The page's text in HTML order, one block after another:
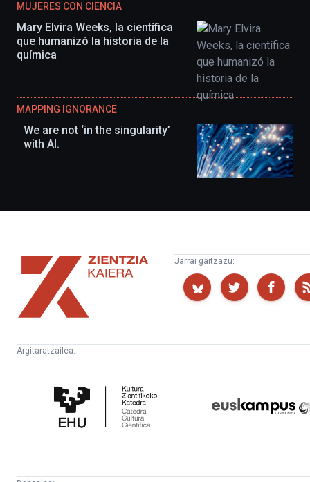
MUJERES CON CIENCIA
Mary Elvira Weeks, la científica
que humanizó la historia de la
química
MAPPING IGNORANCE
We are not ‘in the singularity’
with AI.
Zientzia
Kaiera
Jarrai gaitzazu:
Argitaratzailea:
Zientifikoko
Katedra